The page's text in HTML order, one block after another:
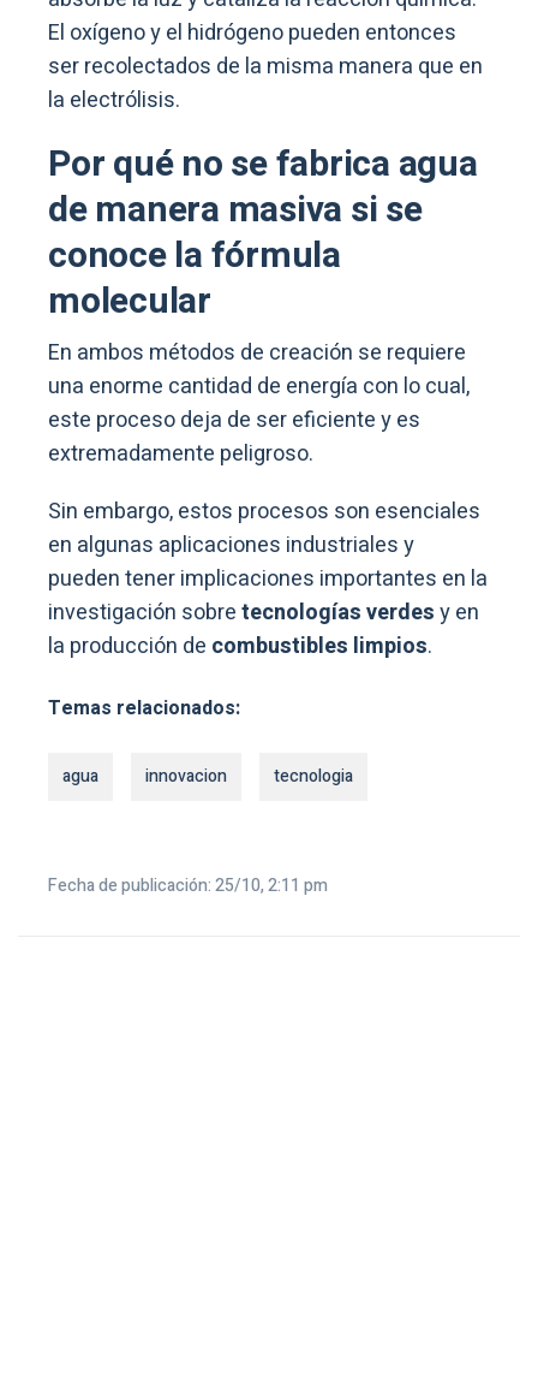
El oxígeno y el hidrógeno pueden entonces
ser recolectados de la misma manera que en
la electrólisis.
Por qué no se fabrica agua
de manera masiva si se
conoce la fórmula
molecular
En ambos métodos de creación se requiere
una enorme cantidad de energía con lo cual,
este proceso deja de ser eficiente y es
extremadamente peligroso.
Sin embargo, estos procesos son esenciales
en algunas aplicaciones industriales y
pueden tener implicaciones importantes en la
investigación sobretecnologías verdesy en
la producción de combustibles limpios.
Temas relacionados:
agua innovacion tecnologia
Fecha de publicación: 25/10, 2:11 pm